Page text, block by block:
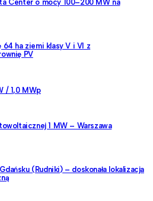
Center o mocy 100–200 MW na
64 ha ziemi klasy V i VI z
PV
/ 1,0 MWp
1 MW – Warszawa
(Rudniki) – doskonała lokalizacja